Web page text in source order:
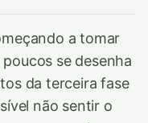
a tomar
se desenha
da terceira fase
não sentir o